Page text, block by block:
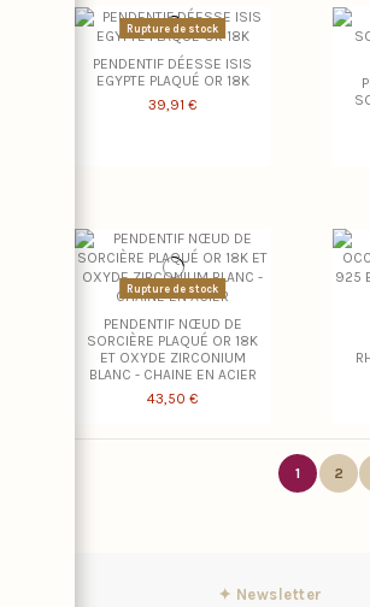
Rupture de stock
PENDENTIF DÉESSE ISIS
EGYPTE PLAQUÉ OR 18K
39,91 €
Rupture de stock
PENDENTIF NŒUD DE
SORCIÈRE PLAQUÉ OR 18K
ET OXYDE ZIRCONIUM
BLANC - CHAINE EN ACIER
43,50 €
1 2
✦ Newsletter